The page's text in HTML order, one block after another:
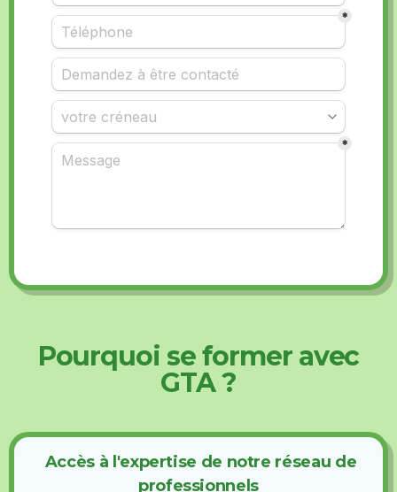
Pourquoi se former avec
GTA ?
Accès à l'expertise de notre réseau de
professionnels